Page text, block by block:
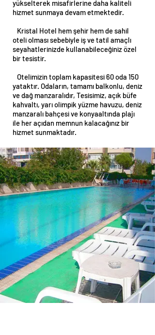
yükselterek misafirlerine daha kaliteli
hizmet sunmaya devam etmektedir.
Kristal Hotel hem şehir hem de sahil
oteli olması sebebiyle iş ve tatil amaçlı
seyahatlerinizde kullanabileceğiniz özel
bir tesistir.
Otelimizin toplam kapasitesi 60 oda 150
yataktır. Odaların, tamamı balkonlu, deniz
ve dağ manzaralıdır, Tesisimiz, açık büfe
kahvaltı, yarı olimpik yüzme havuzu, deniz
manzaralı bahçesi ve konyaaltında plajı
ile her açıdan memnun kalacağınız bir
hizmet sunmaktadır.